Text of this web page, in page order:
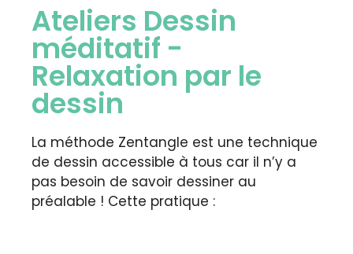
Ateliers Dessin
méditatif -
Relaxation par le
dessin
La méthode Zentangle est une technique
de dessin accessible à tous car il n’y a
pas besoin de savoir dessiner au
préalable ! Cette pratique :